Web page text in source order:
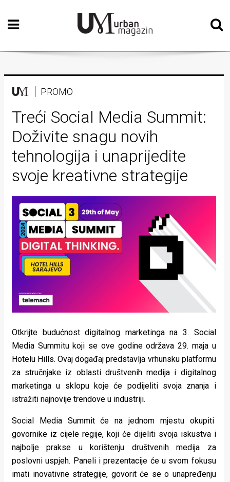
Početna
Vizualne
Teatar
Književnost
Muzika
Film
Intervju
Kolumne
Kultura
Lifestyle
Beauty
Zdravlje
stolom
Život
u
koje
rade
PROMO
Treći Social Media Summit:
Doživite snagu novih
tehnologija i unaprijedite
svoje kreativne strategije
Otkrijte budućnost digitalnog marketinga na 3. Social
Media Summitu koji se ove godine održava 29. maja u
Hotelu Hills. Ovaj događaj predstavlja vrhunsku platformu
za stručnjake iz oblasti društvenih medija i digitalnog
marketinga u sklopu koje će podijeliti svoja znanja i
istražiti najnovije trendove u industriji.
Social Media Summit će na jednom mjestu okupiti
govornike iz cijele regije, koji će dijeliti svoja iskustva i
najbolje prakse u korištenju društvenih medija za
poslovni uspjeh. Paneli i prezentacije će u svom fokusu
imati inovativne strategije, govorit će se o unapređenju